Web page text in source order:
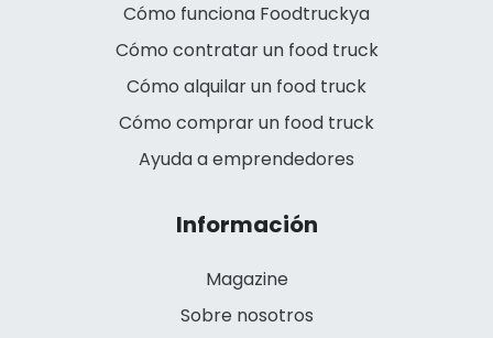
Cómo funciona Foodtruckya
Cómo contratar un food truck
Cómo alquilar un food truck
Cómo comprar un food truck
Ayuda a emprendedores
Información
Magazine
Sobre nosotros